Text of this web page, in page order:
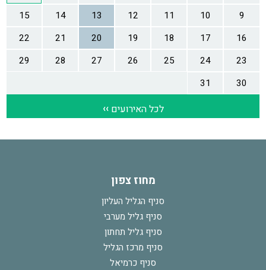
מחוז צפון
סניף הגליל העליון
סניף גליל מערבי
סניף גליל תחתון
סניף מרכז הגליל
סניף כרמיאל